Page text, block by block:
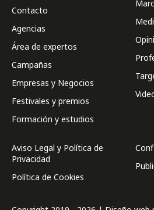
Contacto
Agencias
Área de expertos
Campañas
Empresas y Negocios
Festivales y premios
Formación y estudios
Aviso Legal y Política de
Privacidad
Política de Cookies